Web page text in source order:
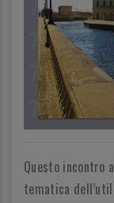
Questo incontro
tematica